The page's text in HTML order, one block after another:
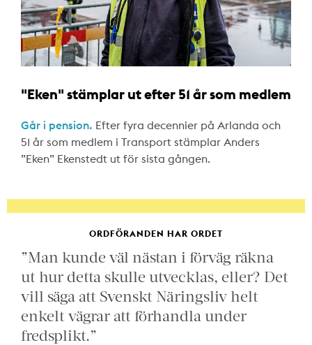
"Eken" stämplar ut efter 51 år som medlem
Går i pension. Efter fyra decennier på Arlanda och
51 år som medlem i Transport stämplar Anders
”Eken” Ekenstedt ut för sista gången.
ORDFÖRANDEN HAR ORDET
”Man kunde väl nästan i förväg räkna
ut hur detta skulle utvecklas, eller? Det
vill säga att Svenskt Näringsliv helt
enkelt vägrar att förhandla under
fredsplikt.”